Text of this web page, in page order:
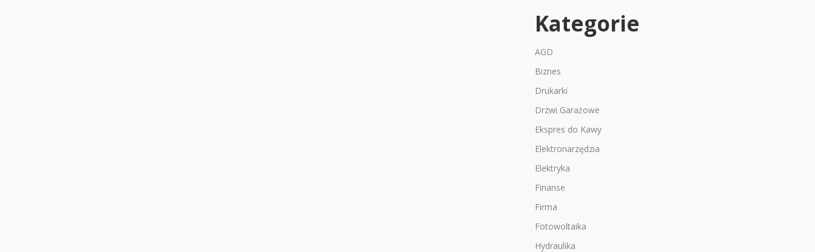
Kategorie
AGD
Biznes
Drukarki
Drzwi Garażowe
Ekspres do Kawy
Elektronarzędzia
Elektryka
Finanse
Firma
Fotowoltaika
Hydraulika